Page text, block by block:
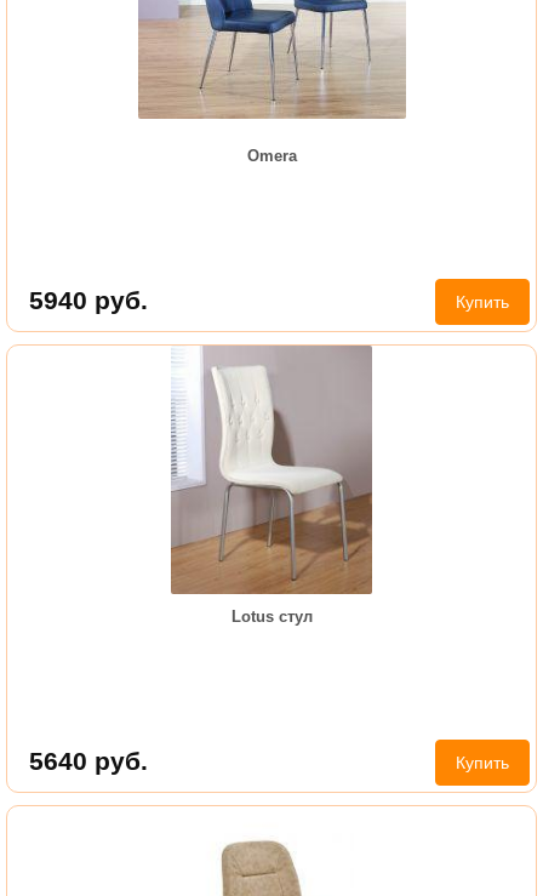
Omera
5940 руб. Купить
Lotus стул
5640 руб. Купить